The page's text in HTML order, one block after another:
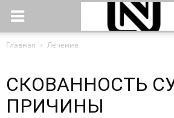
Главная Лечение
СКОВАННОСТЬ
ПРИЧИНЫ